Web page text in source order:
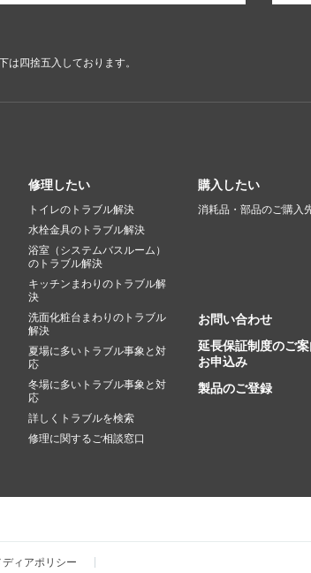
四捨五入しております。
修理したい
トイレのトラブル解決
水栓金具のトラブル解決
浴室（システムバスルーム）
のトラブル解決
キッチンまわりのトラブル解
決
洗面化粧台まわりのトラブル
解決
夏場に多いトラブル事象と対
応
冬場に多いトラブル事象と対
応
詳しくトラブルを検索
修理に関するご相談窓口
購入したい
消耗品・部品のご購入
お問い合わせ
延長保証制度のご案
お申込み
製品のご登録
ィアポリシー